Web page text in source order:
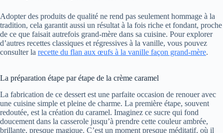
Adopter des produits de qualité ne rend pas seulement hommage à la
tradition, cela garantit aussi un résultat à la fois riche et fondant, proche
de ce que faisait autrefois grand-mère dans sa cuisine. Pour explorer
d’autres recettes classiques et régressives à la vanille, vous pouvez
consulter la recette du flan aux œufs à la vanille façon grand-mère.
La préparation étape par étape de la crème caramel
La fabrication de ce dessert est une parfaite occasion de renouer avec
une cuisine simple et pleine de charme. La première étape, souvent
redoutée, est la création du caramel. Imaginez ce sucre qui fond
doucement dans la casserole jusqu’à prendre cette couleur ambrée,
brillante, presque magique. C’est un moment presque méditatif, où il